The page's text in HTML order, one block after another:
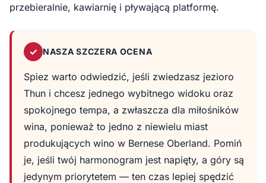
przebieralnie, kawiarnię i pływającą platformę.
✓ NASZA SZCZERA OCENA
Spiez warto odwiedzić, jeśli zwiedzasz jezioro
Thun i chcesz jednego wybitnego widoku oraz
spokojnego tempa, a zwłaszcza dla miłośników
wina, ponieważ to jedno z niewielu miast
produkujących wino w Bernese Oberland. Pomiń
je, jeśli twój harmonogram jest napięty, a góry są
jedynym priorytetem — ten czas lepiej spędzić